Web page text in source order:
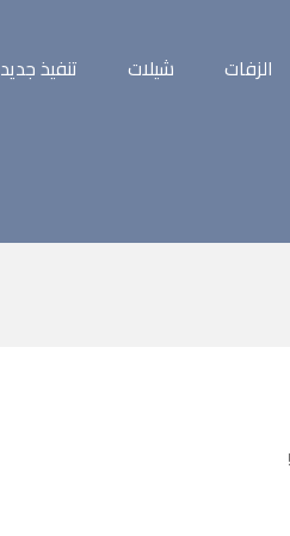
الزفات شيلات تنفيذ جديد